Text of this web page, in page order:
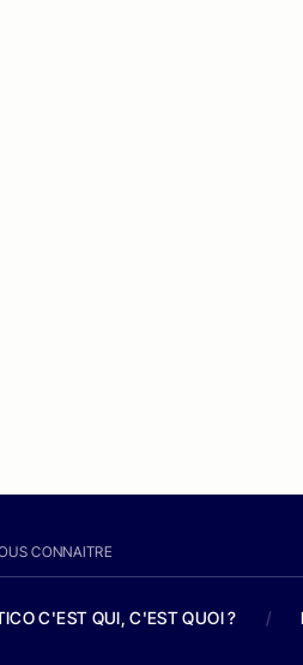
CONNAITRE
C'EST QUI, C'EST QUOI ? /